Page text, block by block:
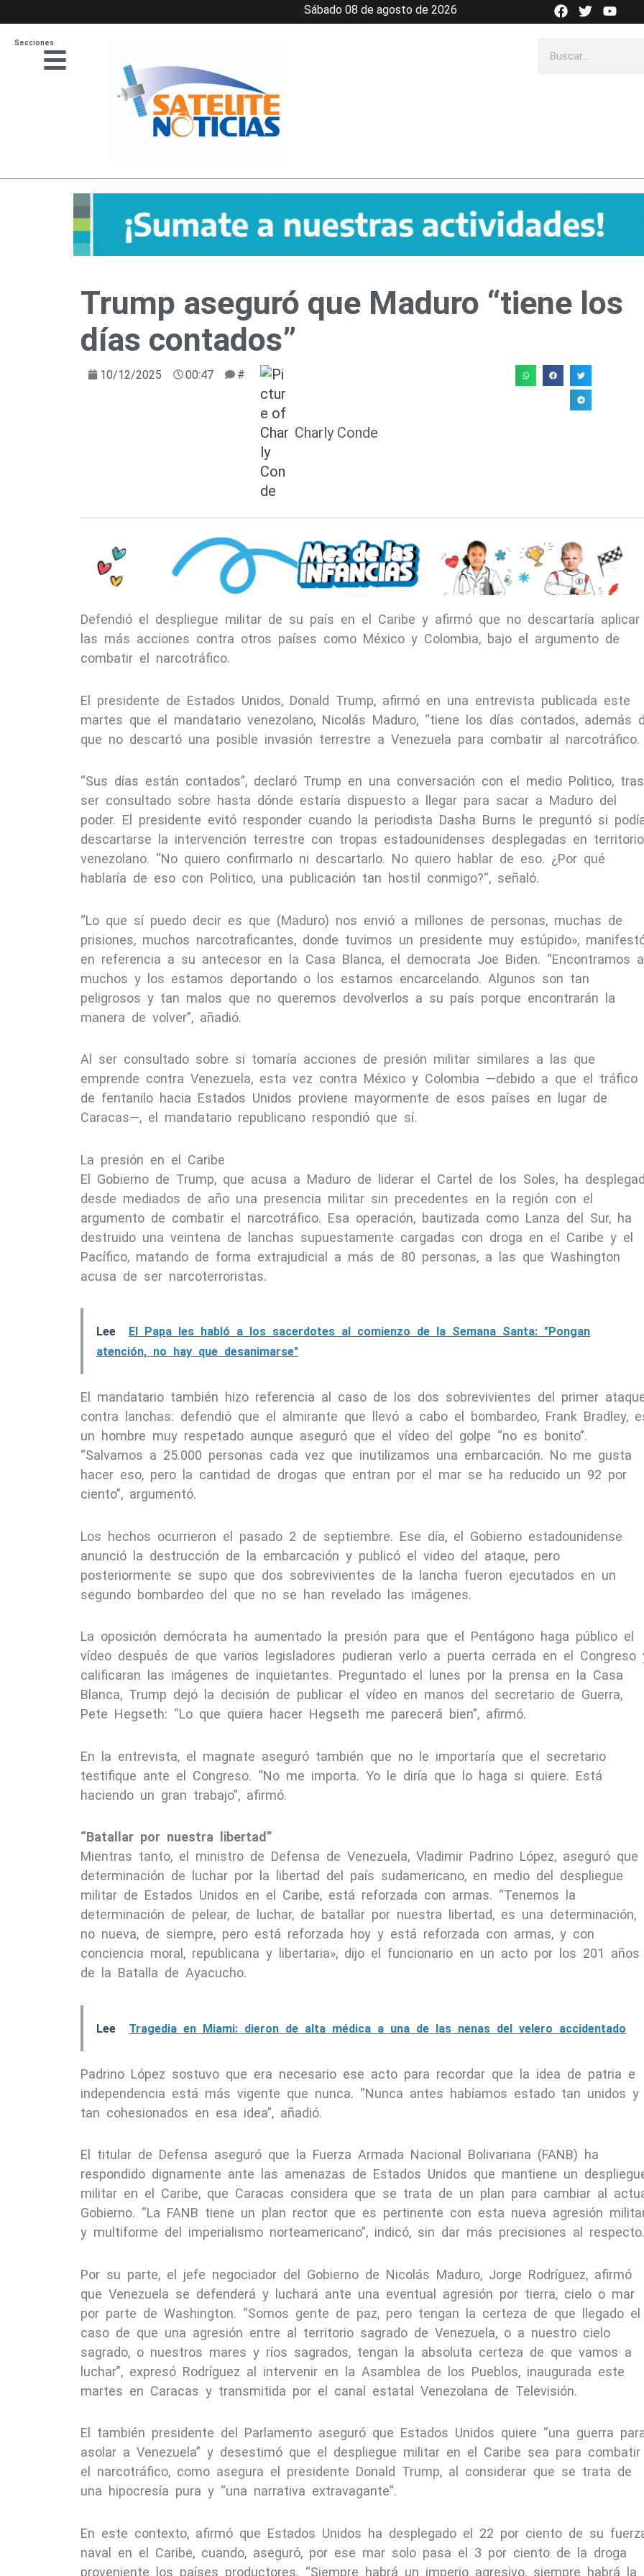
al
contenido
Sábado 08 de agosto de 2026 F
a
b
T
w
t
Y
o
Secciones
Trump aseguró que Maduro “tiene los
días contados”
10/12/2025 00:47 #
Charly Conde
Defendió el despliegue militar de su país en el Caribe y afirmó que no descartaría aplicar
las más acciones contra otros países como México y Colombia, bajo el argumento de
combatir el narcotráfico.
El presidente de Estados Unidos, Donald Trump, afirmó en una entrevista publicada este
martes que el mandatario venezolano, Nicolás Maduro, “tiene los días contados, además
que no descartó una posible invasión terrestre a Venezuela para combatir al narcotráfico.
“Sus días están contados”, declaró Trump en una conversación con el medio Politico, tras
ser consultado sobre hasta dónde estaría dispuesto a llegar para sacar a Maduro del
poder. El presidente evitó responder cuando la periodista Dasha Burns le preguntó si
descartarse la intervención terrestre con tropas estadounidenses desplegadas en territorio
venezolano. “No quiero confirmarlo ni descartarlo. No quiero hablar de eso. ¿Por qué
hablaría de eso con Politico, una publicación tan hostil conmigo?“, señaló.
“Lo que sí puedo decir es que (Maduro) nos envió a millones de personas, muchas de
prisiones, muchos narcotraficantes, donde tuvimos un presidente muy estúpido»,
en referencia a su antecesor en la Casa Blanca, el democrata Joe Biden. “Encontramos a
muchos y los estamos deportando o los estamos encarcelando. Algunos son tan
peligrosos y tan malos que no queremos devolverlos a su país porque encontrarán la
manera de volver”, añadió.
Al ser consultado sobre si tomaría acciones de presión militar similares a las que
emprende contra Venezuela, esta vez contra México y Colombia —debido a que el tráfico
de fentanilo hacia Estados Unidos proviene mayormente de esos países en lugar de
Caracas—, el mandatario republicano respondió que sí.
La presión en el Caribe
El Gobierno de Trump, que acusa a Maduro de liderar el Cartel de los Soles, ha
desde mediados de año una presencia militar sin precedentes en la región con el
argumento de combatir el narcotráfico. Esa operación, bautizada como Lanza del Sur, ha
destruido una veintena de lanchas supuestamente cargadas con droga en el Caribe y el
Pacífico, matando de forma extrajudicial a más de 80 personas, a las que Washington
acusa de ser narcoterroristas.
Lee
El Papa les habló a los sacerdotes al comienzo de la Semana Santa: "Pongan
atención, no hay que desanimarse"
El mandatario también hizo referencia al caso de los dos sobrevivientes del primer
contra lanchas: defendió que el almirante que llevó a cabo el bombardeo, Frank Bradley,
un hombre muy respetado aunque aseguró que el vídeo del golpe “no es bonito”.
“Salvamos a 25.000 personas cada vez que inutilizamos una embarcación. No me gusta
hacer eso, pero la cantidad de drogas que entran por el mar se ha reducido un 92 por
ciento”, argumentó.
Los hechos ocurrieron el pasado 2 de septiembre. Ese día, el Gobierno estadounidense
anunció la destrucción de la embarcación y publicó el video del ataque, pero
posteriormente se supo que dos sobrevivientes de la lancha fueron ejecutados en un
segundo bombardeo del que no se han revelado las imágenes.
La oposición demócrata ha aumentado la presión para que el Pentágono haga público el
vídeo después de que varios legisladores pudieran verlo a puerta cerrada en el Congreso
calificaran las imágenes de inquietantes. Preguntado el lunes por la prensa en la Casa
Blanca, Trump dejó la decisión de publicar el vídeo en manos del secretario de Guerra,
Pete Hegseth: “Lo que quiera hacer Hegseth me parecerá bien”, afirmó.
En la entrevista, el magnate aseguró también que no le importaría que el secretario
testifique ante el Congreso. “No me importa. Yo le diría que lo haga si quiere. Está
haciendo un gran trabajo”, afirmó.
“Batallar por nuestra libertad”
Mientras tanto, el ministro de Defensa de Venezuela, Vladimir Padrino López, aseguró que
determinación de luchar por la libertad del país sudamericano, en medio del despliegue
militar de Estados Unidos en el Caribe, está reforzada con armas. “Tenemos la
determinación de pelear, de luchar, de batallar por nuestra libertad, es una determinación,
no nueva, de siempre, pero está reforzada hoy y está reforzada con armas, y con
conciencia moral, republicana y libertaria», dijo el funcionario en un acto por los 201 años
de la Batalla de Ayacucho.
Lee Tragedia en Miami: dieron de alta médica a una de las nenas del velero accidentado
Padrino López sostuvo que era necesario ese acto para recordar que la idea de patria e
independencia está más vigente que nunca. “Nunca antes habíamos estado tan unidos y
tan cohesionados en esa idea”, añadió.
El titular de Defensa aseguró que la Fuerza Armada Nacional Bolivariana (FANB) ha
respondido dignamente ante las amenazas de Estados Unidos que mantiene un
militar en el Caribe, que Caracas considera que se trata de un plan para cambiar al
Gobierno. “La FANB tiene un plan rector que es pertinente con esta nueva agresión
y multiforme del imperialismo norteamericano”, indicó, sin dar más precisiones al respecto.
Por su parte, el jefe negociador del Gobierno de Nicolás Maduro, Jorge Rodríguez, afirmó
que Venezuela se defenderá y luchará ante una eventual agresión por tierra, cielo o mar
por parte de Washington. “Somos gente de paz, pero tengan la certeza de que llegado el
caso de que una agresión entre al territorio sagrado de Venezuela, o a nuestro cielo
sagrado, o nuestros mares y ríos sagrados, tengan la absoluta certeza de que vamos a
luchar”, expresó Rodríguez al intervenir en la Asamblea de los Pueblos, inaugurada este
martes en Caracas y transmitida por el canal estatal Venezolana de Televisión.
El también presidente del Parlamento aseguró que Estados Unidos quiere “una guerra
asolar a Venezuela” y desestimó que el despliegue militar en el Caribe sea para combatir
el narcotráfico, como asegura el presidente Donald Trump, al considerar que se trata de
una hipocresía pura y “una narrativa extravagante”.
En este contexto, afirmó que Estados Unidos ha desplegado el 22 por ciento de su
naval en el Caribe, cuando, aseguró, por ese mar solo pasa el 3 por ciento de la droga
proveniente los países productores. “Siempre habrá un imperio agresivo, siempre habrá la